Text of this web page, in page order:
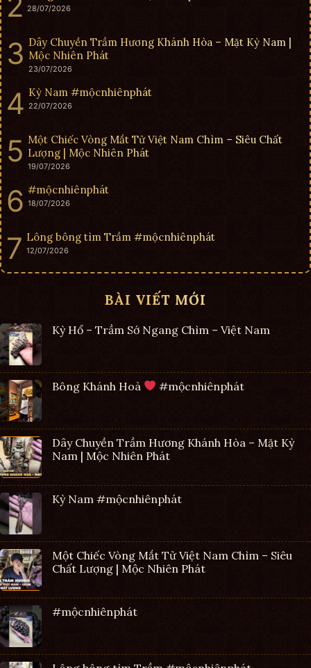
28/07/2026
Dây Chuyền Trầm Hương Khánh Hòa – Mặt Kỳ Nam |
Mộc Nhiên Phát
23/07/2026
Kỳ Nam #mộcnhiênphát
22/07/2026
Một Chiếc Vòng Mắt Tử Việt Nam Chìm – Siêu Chất
Lượng | Mộc Nhiên Phát
19/07/2026
#mộcnhiênphát
18/07/2026
Lông bông tìm Trầm #mộcnhiênphát
12/07/2026
BÀI VIẾT MỚI
Kỳ Hổ – Trầm Sớ Ngang Chìm – Việt Nam
Bông Khánh Hoà #mộcnhiênphát
Dây Chuyền Trầm Hương Khánh Hòa – Mặt Kỳ
Nam | Mộc Nhiên Phát
Kỳ Nam #mộcnhiênphát
Một Chiếc Vòng Mắt Tử Việt Nam Chìm – Siêu
Chất Lượng | Mộc Nhiên Phát
#mộcnhiênphát